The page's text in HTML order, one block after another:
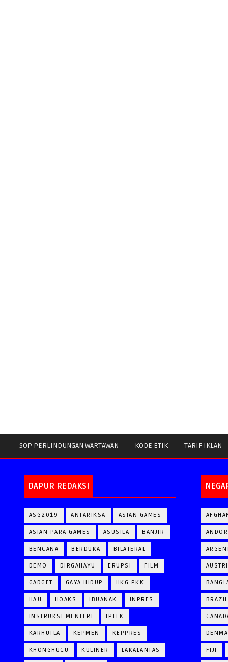
SOP PERLINDUNGAN WARTAWAN KODE ETIK TARIF IKLAN
DAPUR REDAKSI
ASG2019 ANTARIKSA ASIAN GAMES
ASIAN PARA GAMES ASUSILA BANJIR
BENCANA BERDUKA BILATERAL
DEMO DIRGAHAYU ERUPSI FILM
GADGET GAYA HIDUP HKG PKK
HAJI HOAKS IBUANAK INPRES
INSTRUKSI MENTERI IPTEK
KARHUTLA KEPMEN KEPPRES
KHONGHUCU KULINER LAKALANTAS
BRAZIL
FIJI